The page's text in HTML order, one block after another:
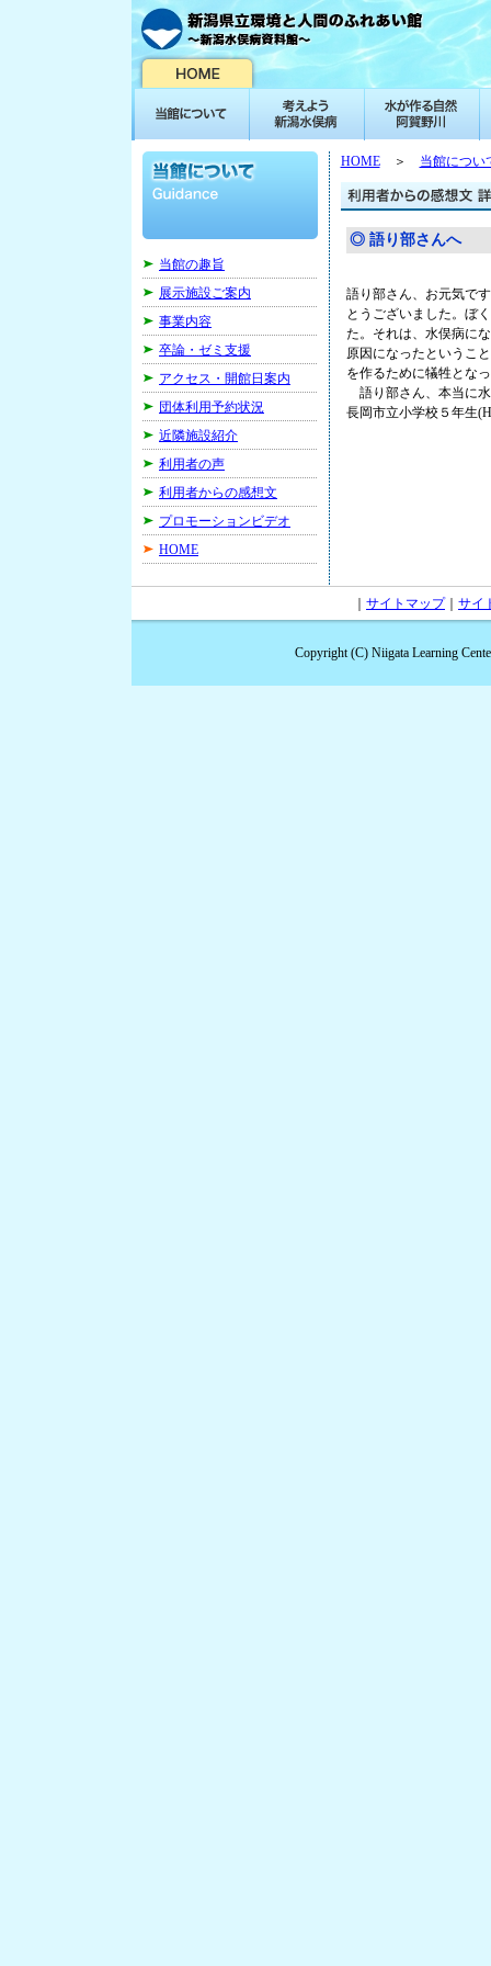
当館の趣旨
展示施設ご案内
事業内容
卒論・ゼミ支援
アクセス・開館日案内
団体利用予約状況
近隣施設紹介
利用者の声
利用者からの感想文
プロモーションビデオ
HOME
HOME＞ 当館につい
◎ 語り部さんへ
語り部さん、お元気で
とうございました。ぼ
た。それは、水俣病に
原因になったというこ
を作るために犠牲とな
語り部さん、本当に
長岡市立小学校５年生
サイトマップ｜ サイ
Copyright (C) Niigata Learning